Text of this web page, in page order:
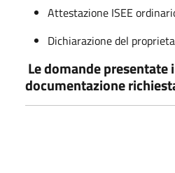
Attestazione ISEE
Dichiarazione del
Le domande
documentazione